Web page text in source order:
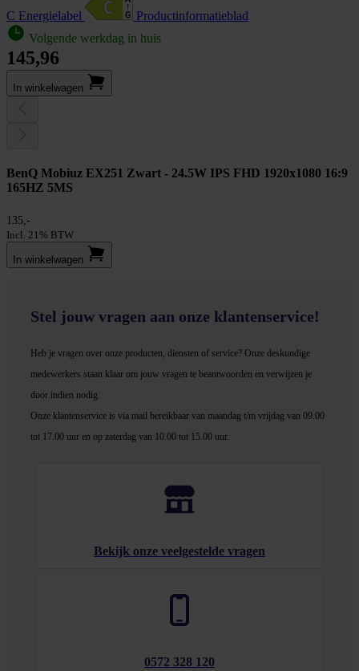
C Energielabel
Product­informatieblad
Volgende werkdag in huis
145,96
In winkel­wagen
BenQ Mobiuz EX251 Zwart - 24.5W IPS FHD 1920x1080 16:9
165HZ 5MS
135,-
Incl. 21% BTW
In winkel­wagen
Stel jouw vragen aan onze klantenservice!
Heb je vragen over onze producten, diensten of service? Onze deskundige
medewerkers staan klaar om jouw vragen te beantwoorden en verwijzen je
door indien nodig.
Onze klantenservice is via mail bereikbaar van maandag t/m vrijdag van 09.00
tot 17.00 uur en op zaterdag van 10.00 tot 15.00 uur.
Bekijk onze veelgestelde vragen
0572 328 120